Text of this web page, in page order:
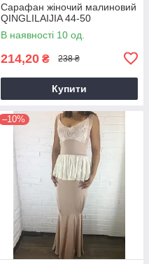
Сарафан жіночий малиновий
QINGLILAIJIA 44-50
В наявності 10 од.
214,20 ₴ 238 ₴
Купити
–10%